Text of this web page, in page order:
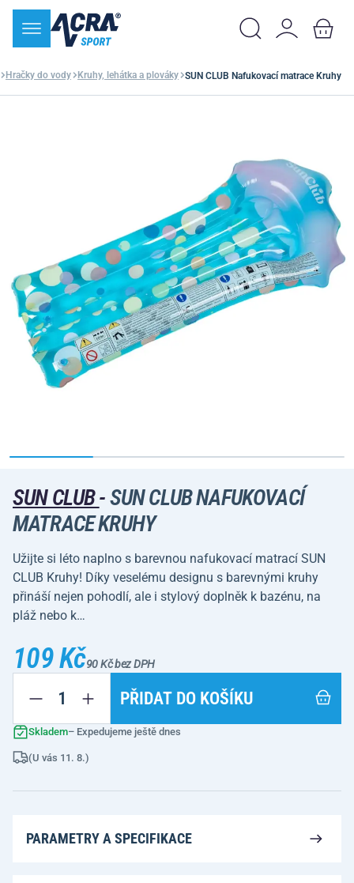
Hračky do vody Kruhy, lehátka a plováky SUN CLUB Nafukovací matrace Kruhy
SUN CLUB-SUN CLUB NAFUKOVACÍ
MATRACE KRUHY
Užijte si léto naplno s barevnou nafukovací matrací SUN
CLUB Kruhy! Díky veselému designu s barevnými kruhy
přináší nejen pohodlí, ale i stylový doplněk k bazénu, na
pláž nebo k…
109 Kč90 Kč bez DPH
PŘIDAT DO KOŠÍKU
Skladem– Expedujeme ještě dnes
(U vás 11. 8.)
PARAMETRY A SPECIFIKACE